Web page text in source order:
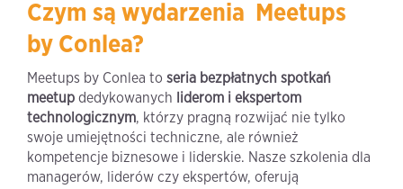
Czym są wydarzenia Meetups
by Conlea?
Meetups by Conlea to seria bezpłatnych spotkań
meetup dedykowanych
liderom i ekspertom
technologicznym, którzy pragną rozwijać nie tylko
swoje umiejętności techniczne, ale również
kompetencje biznesowe i liderskie. Nasze szkolenia dla
managerów, liderów czy ekspertów, oferują